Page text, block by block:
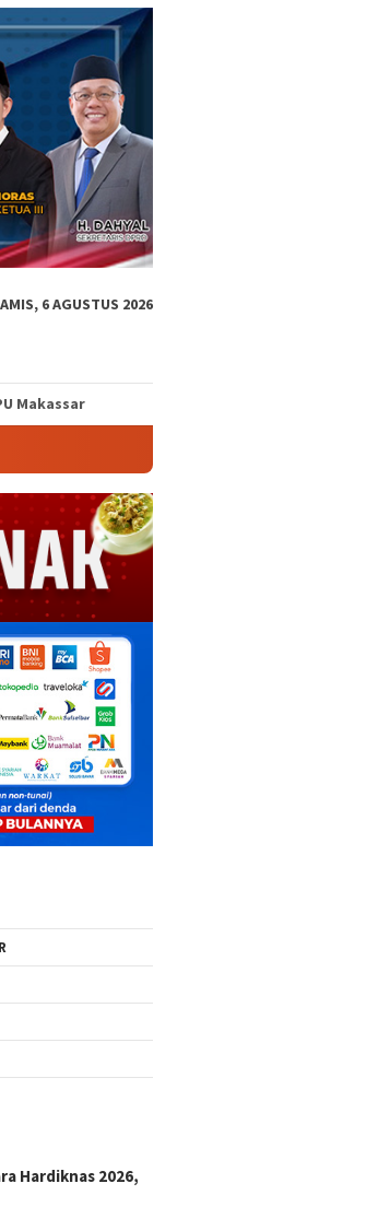
6 AGUSTUS 2026
Makassar
Hardiknas 2026,